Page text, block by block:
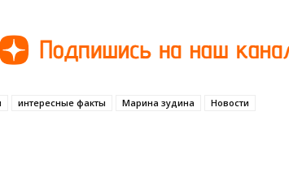
интересные факты Марина зудина Новости